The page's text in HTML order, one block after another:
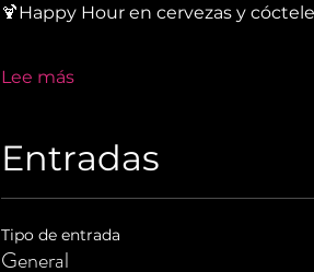
🍹Happy Hour en cervezas y
Lee más
Entradas
Tipo de entrada
General